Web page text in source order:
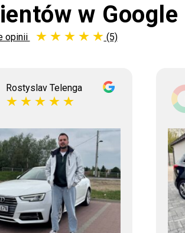
w Google
opinii (5)
Rostyslav Telenga